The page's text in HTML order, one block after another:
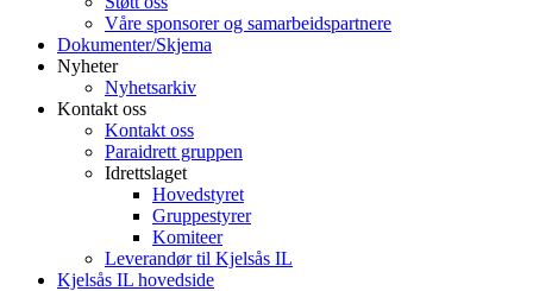
Våre sponsorer og samarbeidspartnere
Dokumenter/Skjema
Nyheter
Nyhetsarkiv
Kontakt oss
Kontakt oss
Paraidrett gruppen
Idrettslaget
Hovedstyret
Gruppestyrer
Komiteer
Leverandør til Kjelsås IL
Kjelsås IL hovedside